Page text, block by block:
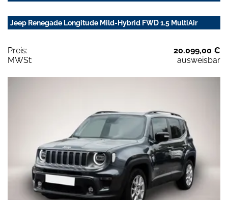
Jeep Renegade Longitude Mild-Hybrid FWD 1.5 MultiAir
Preis:
20.099,00 €
MWSt:
ausweisbar